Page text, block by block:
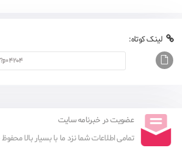
لینک کوتاه:
عضویت در خبرنامه سایت
تمامی اطلاعات شما نزد ما با بسیار بالا